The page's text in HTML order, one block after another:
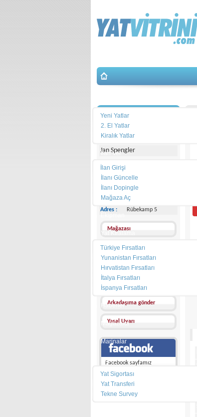
Yeni Yatlar
2. El Yatlar
Kiralık Yatlar
İlan Ver
İlan Girişi
İlanı Güncelle
İlanı Dopingle
Mağaza Aç
Yat Kiralama
Türkiye Fırsatları
Yunanistan Fırsatları
Hırvatistan Fırsatları
İtalya Fırsatları
İspanya Fırsatları
Haberler
Mağazalar
Marinalar
Servisler
Yat Sigortası
Yat Transferi
Tekne Survey
İletişim
Michael Schmidt & Partner
Jan Spengler
Telefon :
Cep
Telefonu :
-
Adres : Rübekamp 5
Mağazası
Mesaj Gönder
Diğer İlanları
Favorilerime ekle
Arkadaşıma gönder
Yasal Uyarı
Facebook sayfamız